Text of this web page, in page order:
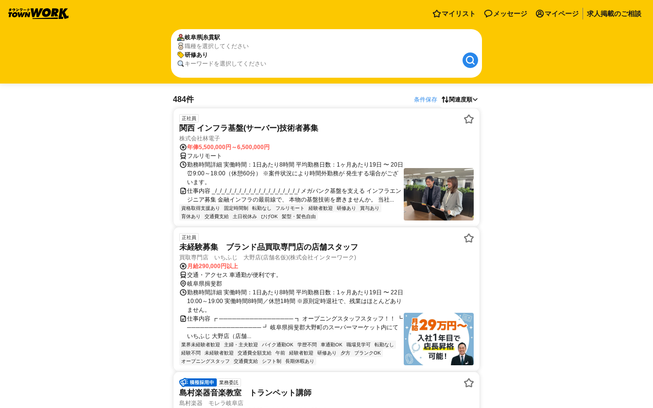
マイリスト メッセージ マイページ 求人掲載のご相談
岐阜県糸貫駅
職種を選択してください
研修あり
キーワードを選択してください
484件 条件保存 関連度順
正社員
関西 インフラ基盤(サーバー)技術者募集
株式会社林電子
年俸5,500,000円～6,500,000円
フルリモート
勤務時間詳細 実働時間：1日あたり8時間 平均勤務日数：1ヶ月あたり19日 〜 20日
⏰9:00～18:00（休憩60分） ※案件状況により時間外勤務が 発生する場合がござ
います。
仕事内容 _/_/_/_/_/_/_/_/_/_/_/_/_/_/_/_/_/_/ メガバンク基盤を支える インフラエン
ジニア募集 金融インフラの最前線で、 本物の基盤技術を磨きませんか。 当社...
資格取得支援あり 固定時間制 転勤なし フルリモート 経験者歓迎 研修あり
賞与あり
育休あり
交通費支給 土日祝休み ひげOK 髪型・髪色自由
正社員
未経験募集 ブランド品買取専門店の店舗スタッフ
買取専門店 いちふじ 大野店(店舗名仮)(株式会社インターワーク)
月給290,000円以上
交通・アクセス 車通勤が便利です。
岐阜県揖斐郡
勤務時間詳細 実働時間：1日あたり8時間 平均勤務日数：1ヶ月あたり19日 〜 22日
10:00～19:00 実働時間8時間／休憩1時間 ※原則定時退社で、残業はほとんどあり
ません。
仕事内容 ┏ ───────────────── ┓ オープニングスタッフスタッフ！！ ┗
───────────────── ┛ 岐阜県揖斐郡大野町のスーパーマーケット内にて
いちふじ 大野店（店舗...
業界未経験者歓迎 主婦・主夫歓迎 バイク通勤OK 学歴不問 車通勤OK 職場見学可
転勤なし
経験不問
未経験者歓迎 交通費全額支給 午前 経験者歓迎 研修あり 夕方
ブランクOK
オープニングスタッフ
交通費支給 シフト制 長期休暇あり
業務委託
島村楽器音楽教室 トランペット講師
島村楽器 モレラ岐阜店